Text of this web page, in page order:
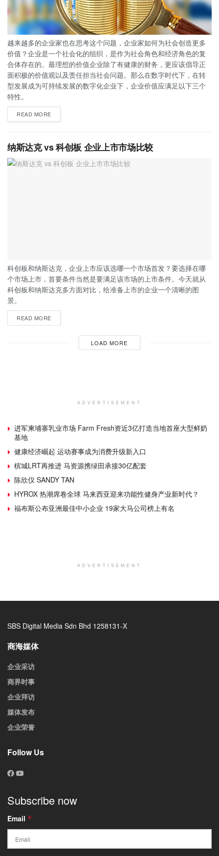
越来越多的企业家也在思考这个问题，企业家如何为社会创造更多
价值？企业是一个社会化的组织，是作为社会角色和经济角色的复
合体存在的。最理想的价值企业除了有健康的财务，更应该倡导正
面积极的价值观以及责任担当社会问题。那么在数字时代下，在转
型发展成为可持续发展的数字化企业下，企业价值应满足以下三个
特性。
READ MORE
纳斯达克 vs 科创板 企业上市市场比较
科创板和纳斯达克，企业上市应该选哪一个市场首发？要选择在哪
个市场上市，首要条件当然是要满足该市场的上市条件。今天就从
科创板和纳斯达克多方面对比，给准备上市的企业一个清晰的图
景。
READ MORE
LOAD MORE
ADVERTISEMENT
进军柬埔寨乳业市场 Farm Fresh资近3亿打造当地首座大型鲜奶
基地
健康经济崛起 运动赛事成为消费升级新入口
槟城LRT再推进 马资源携绿田承接30亿配套
陈欣仪 SANDY TAN
HYROX 热潮席卷全球 马来西亚迎来功能性健身产业新时代？
福布斯公布亚洲最佳中小企业 19家大马公司榜上有名
ADVERTISEMENT
SBS Digital Media Sdn Bhd 1258131-X
商海媒体
企业采访
商界时事
企业拜访
媒体发布
企业荣誉
Follow Us
Subscribe now
Email *